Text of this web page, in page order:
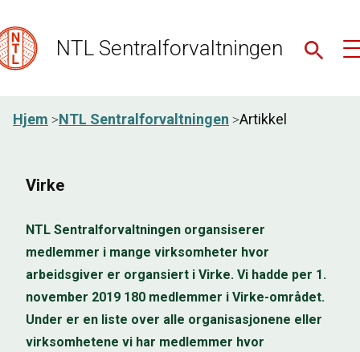
NTL Sentralforvaltningen
Hjem NTL Sentralforvaltningen Artikkel
Virke
NTL Sentralforvaltningen organsiserer
medlemmer i mange virksomheter hvor
arbeidsgiver er organsiert i Virke. Vi hadde per 1.
november 2019 180 medlemmer i Virke-området.
Under er en liste over alle organisasjonene eller
virksomhetene vi har medlemmer hvor